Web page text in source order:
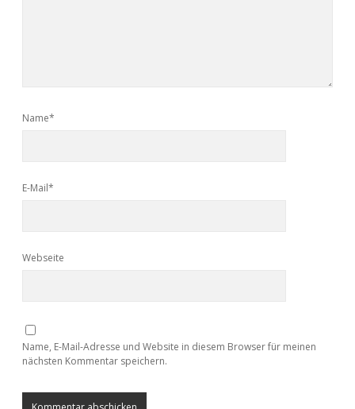
Name*
E-Mail*
Webseite
Name, E-Mail-Adresse und Website in diesem Browser für meinen
nächsten Kommentar speichern.